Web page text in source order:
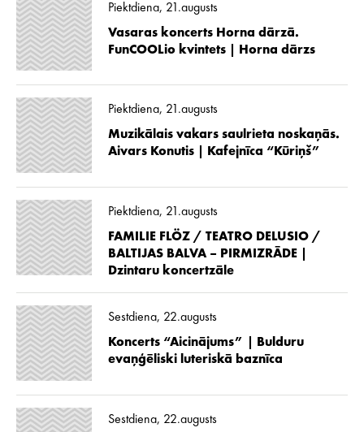
Piektdiena, 21.augusts
Vasaras koncerts Horna dārzā.
FunCOOLio kvintets | Horna dārzs
Piektdiena, 21.augusts
Muzikālais vakars saulrieta noskaņās.
Aivars Konutis | Kafejnīca “Kūriņš”
Piektdiena, 21.augusts
FAMILIE FLÖZ / TEATRO DELUSIO /
BALTIJAS BALVA – PIRMIZRĀDE |
Dzintaru koncertzāle
Sestdiena, 22.augusts
Koncerts “Aicinājums” | Bulduru
evaņģēliski luteriskā baznīca
Sestdiena, 22.augusts